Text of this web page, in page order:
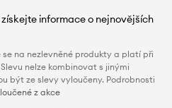
informace o nejnovějších
na nezlevněné produkty a platí při
nelze kombinovat s jinými
být ze slevy vyloučeny. Podrobnosti
z akce